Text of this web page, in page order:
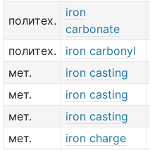
политех.
iron
carbonate
политех. iron carbonyl
мет.
iron casting
мет.
iron casting
мет.
iron casting
мет.
iron charge